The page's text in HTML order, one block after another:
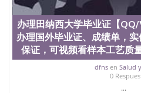
办理田纳西大学毕业证【
办理国外毕业证、成绩单，
保证，可视频看样本工艺质
dfnsen Salud
0
...